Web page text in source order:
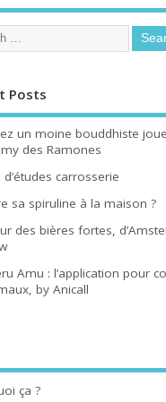
Posts
un moine bouddhiste
des Ramones
carrosserie
sa spiruline à la maison ?
des bières fortes,
Amu : l’application pour
by Anicall
ça ?